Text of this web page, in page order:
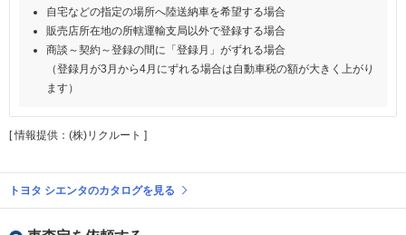
自宅などの指定の場所へ陸送納車を希望する場合
販売店所在地の所轄運輸支局以外で登録する場合
商談～契約～登録の間に「登録月」がずれる場合
（登録月が3月から4月にずれる場合は自動車税の額が大きく上がり
ます）
[ 情報提供：(株)リクルート ]
トヨタ シエンタのカタログを見る